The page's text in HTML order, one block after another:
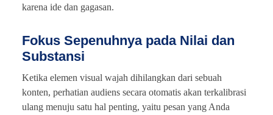
karena ide dan gagasan.
Fokus Sepenuhnya pada Nilai dan
Substansi
Ketika elemen visual wajah dihilangkan dari sebuah
konten, perhatian audiens secara otomatis akan terkalibrasi
ulang menuju satu hal penting, yaitu pesan yang Anda